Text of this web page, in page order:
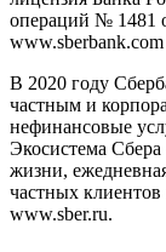
операций № 1481
В 2020 году
частным и
нефинансовые
Экосистема
жизни,
частных
www.sber.ru.